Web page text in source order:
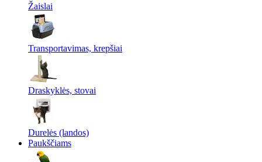
Žaislai
Transportavimas, krepšiai
Draskyklės, stovai
Durelės (landos)
Paukščiams